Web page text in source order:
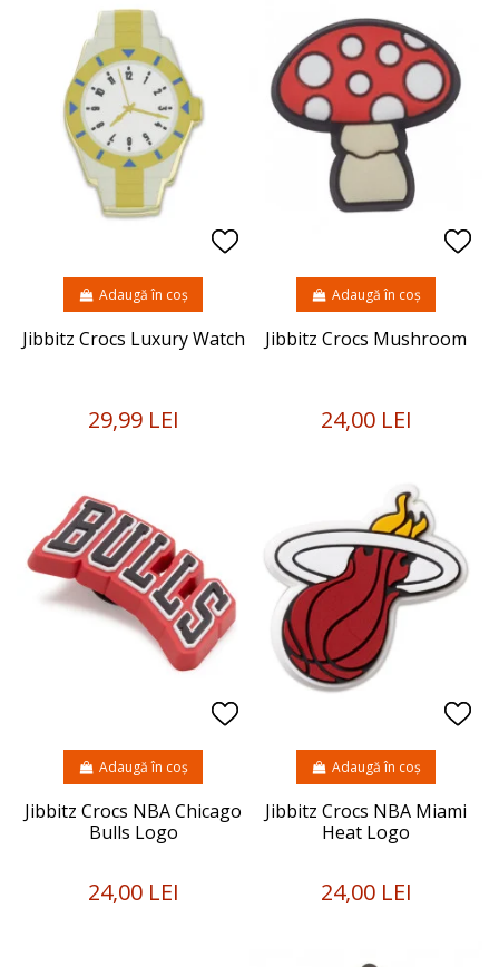
Jibbitz Crocs Luxury Watch
29,99 LEI
Adaugă în coș
Jibbitz Crocs Mushroom
24,00 LEI
Adaugă în coș
Jibbitz Crocs NBA Chicago
Bulls Logo
24,00 LEI
Adaugă în coș
Jibbitz Crocs NBA Miami
Heat Logo
24,00 LEI
Adaugă în coș